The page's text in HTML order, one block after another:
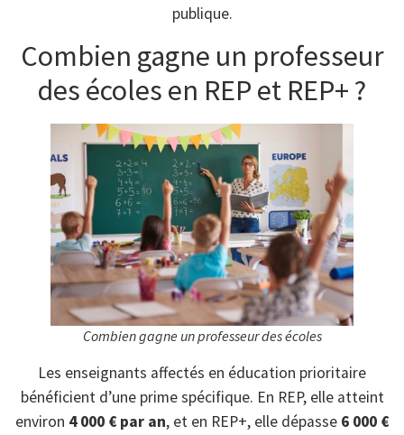
publique.
Combien gagne un professeur
des écoles en REP et REP+ ?
Combien gagne un professeur des écoles
Les enseignants affectés en éducation prioritaire
bénéficient d’une prime spécifique. En REP, elle atteint
environ 4 000 € par an, et en REP+, elle dépasse 6 000 €